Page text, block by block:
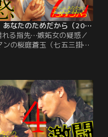
ぜんぶ、あなたのためだから（2026/01/17放送分）第02話
れる指先…嫉妬女の疑惑／
ンの桜庭蒼玉（七五三掛龍
臣（藤井流星）は、桜庭に
請し、自分の手で犯人捜し
る。さっそく、式の前日に
てに怪文書が届いていたこ
す和臣。